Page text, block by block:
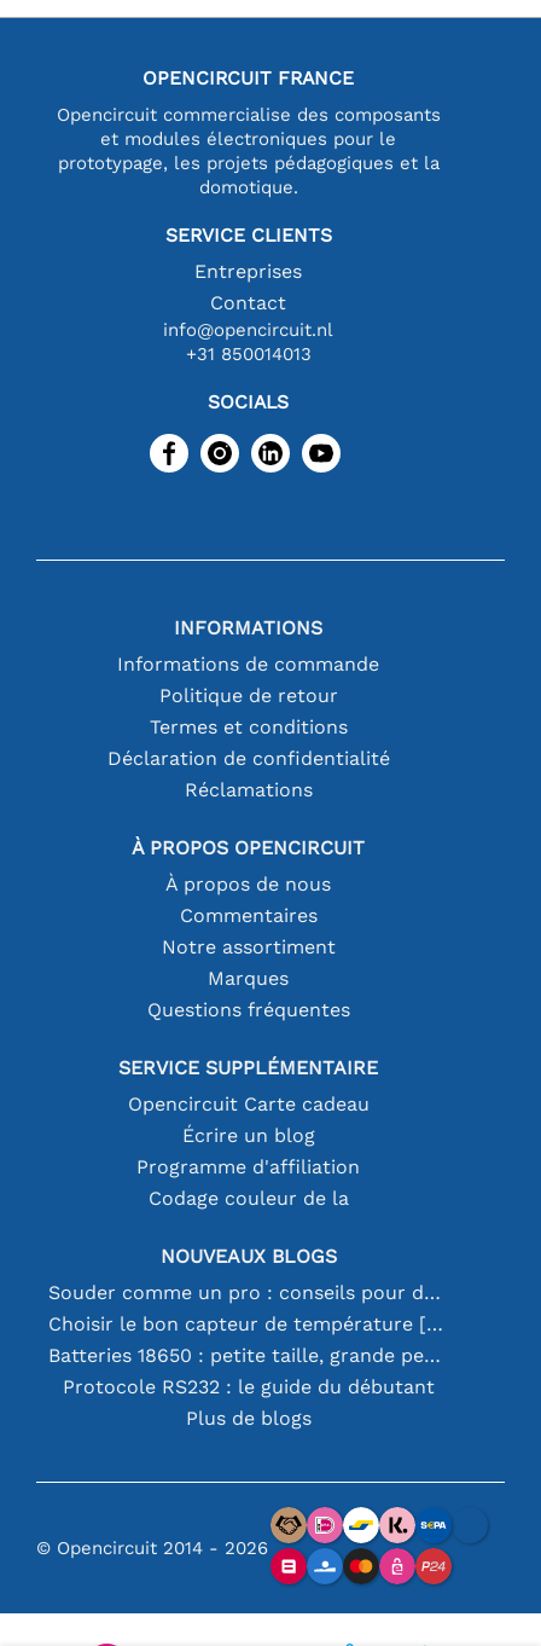
OPENCIRCUIT FRANCE
Opencircuit commercialise des composants
et modules électroniques pour le
prototypage, les projets pédagogiques et la
domotique.
SERVICE CLIENTS
Entreprises
Contact
info@opencircuit.nl
+31 850014013
SOCIALS
INFORMATIONS
Informations de commande
Politique de retour
Termes et conditions
Déclaration de confidentialité
Réclamations
À PROPOS OPENCIRCUIT
À propos de nous
Commentaires
Notre assortiment
Marques
Questions fréquentes
SERVICE SUPPLÉMENTAIRE
Opencircuit Carte cadeau
Écrire un blog
Programme d'affiliation
Codage couleur de la
NOUVEAUX BLOGS
Souder comme un pro : conseils pour des connexions électroniques parfaites
Choisir le bon capteur de température [youtube]
Batteries 18650 : petite taille, grande performance
Protocole RS232 : le guide du débutant
Plus de blogs
© Opencircuit 2014 - 2026